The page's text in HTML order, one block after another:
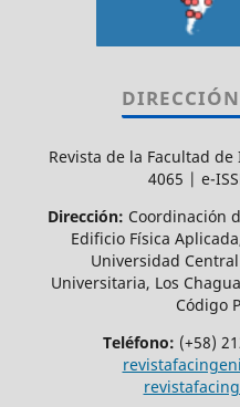
Revista de la Facultad
4065 | e-
Dirección: Coordinación
Edificio Física
Universidad
Universitaria, Los
Código
Teléfono: (+58)